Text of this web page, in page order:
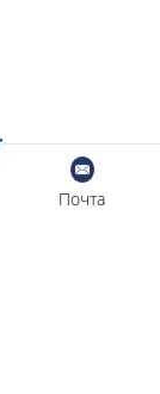
Почта